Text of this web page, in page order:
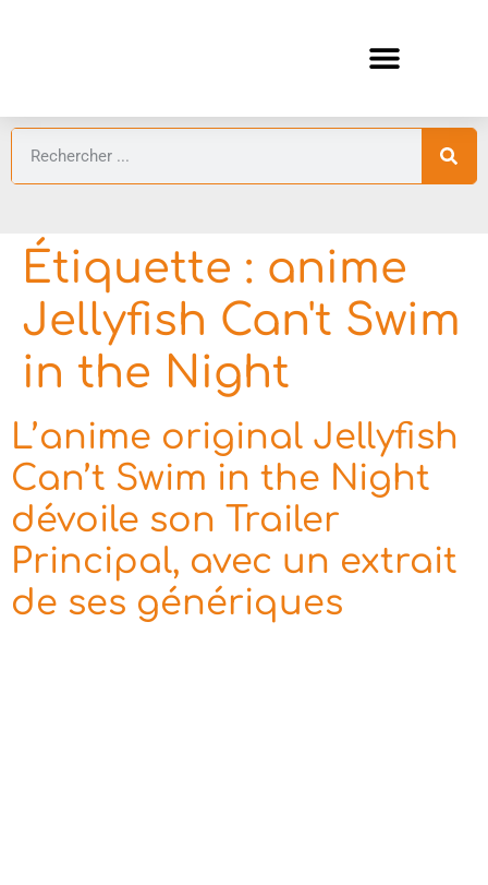
Étiquette : anime
Jellyfish Can't Swim
in the Night
L’anime original Jellyfish
Can’t Swim in the Night
dévoile son Trailer
Principal, avec un extrait
de ses génériques